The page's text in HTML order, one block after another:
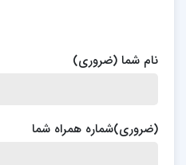
نام شما (ضروری)
(ضروری)شماره همراه شما